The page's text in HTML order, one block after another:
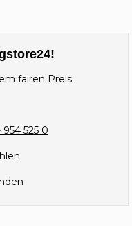
fairen Preis
954 525 0